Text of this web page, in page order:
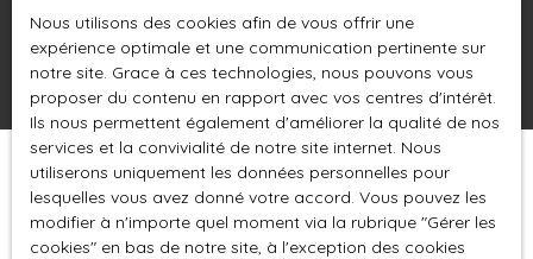
Rechercher
Pertinence
Trier par Créer une alerte
Nous utilisons des cookies afin de vous offrir une
expérience optimale et une communication pertinente sur
notre site. Grace à ces technologies, nous pouvons vous
proposer du contenu en rapport avec vos centres d'intérêt.
Ils nous permettent également d'améliorer la qualité de nos
services et la convivialité de notre site internet. Nous
utiliserons uniquement les données personnelles pour
lesquelles vous avez donné votre accord. Vous pouvez les
modifier à n'importe quel moment via la rubrique ″Gérer les
cookies″ en bas de notre site, à l'exception des cookies